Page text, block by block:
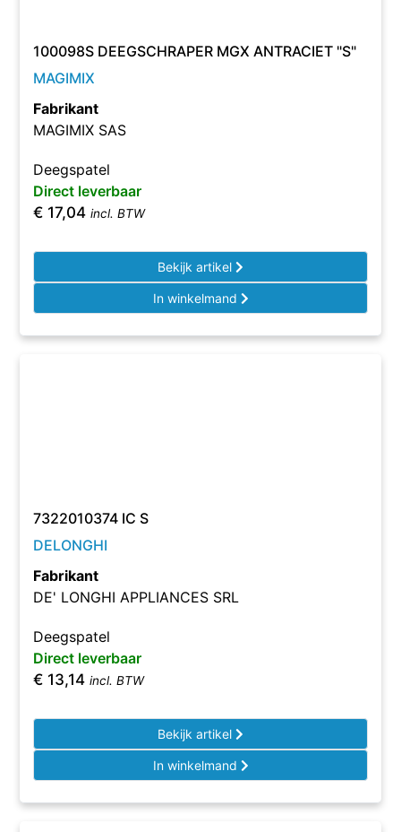
100098S DEEGSCHRAPER MGX ANTRACIET "S"
MAGIMIX
Fabrikant
MAGIMIX SAS
Deegspatel
Direct leverbaar
€ 17,04 incl. BTW
Bekijk artikel
In winkelmand
7322010374 IC S
DELONGHI
Fabrikant
DE' LONGHI APPLIANCES SRL
Deegspatel
Direct leverbaar
€ 13,14 incl. BTW
Bekijk artikel
In winkelmand